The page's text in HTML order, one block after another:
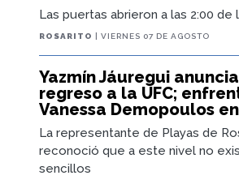
Las puertas abrieron a las 2:00 de
ROSARITO | VIERNES 07 DE AGOSTO
Yazmín Jáuregui
regreso a la UFC;
Vanessa Demopoulos
La representante de Playas de
reconoció que a este nivel no
sencillos